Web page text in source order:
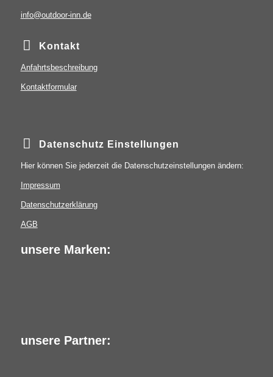
info@outdoor-inn.de
Kontakt
Anfahrtsbeschreibung
Kontaktformular
Datenschutz Einstellungen
Hier können Sie jederzeit die Datenschutzeinstellungen ändern:
Impressum
Datenschutzerklärung
AGB
unsere Marken:
unsere Partner: